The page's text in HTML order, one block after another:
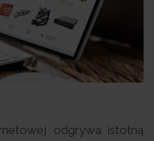
odgrywa istotną